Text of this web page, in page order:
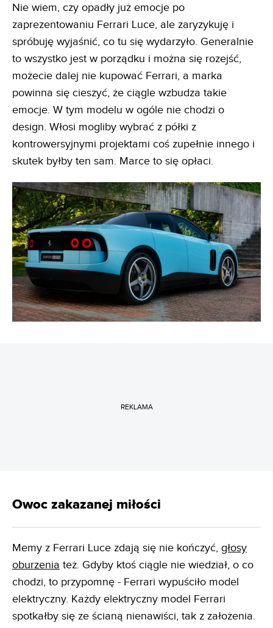
Nie wiem, czy opadły już emocje po
zaprezentowaniu Ferrari Luce, ale zaryzykuję i
spróbuję wyjaśnić, co tu się wydarzyło. Generalnie
to wszystko jest w porządku i można się rozejść,
możecie dalej nie kupować Ferrari, a marka
powinna się cieszyć, że ciągle wzbudza takie
emocje. W tym modelu w ogóle nie chodzi o
design. Włosi mogliby wybrać z półki z
kontrowersyjnymi projektami coś zupełnie innego i
skutek byłby ten sam. Marce to się opłaci.
REKLAMA
Owoc zakazanej miłości
Memy z Ferrari Luce zdają się nie kończyć, głosy
oburzenia też. Gdyby ktoś ciągle nie wiedział, o co
chodzi, to przypomnę - Ferrari wypuściło model
elektryczny. Każdy elektryczny model Ferrari
spotkałby się ze ścianą nienawiści, tak z założenia.